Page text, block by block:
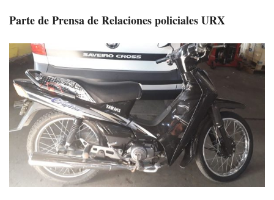
Parte de Prensa de Relaciones policiales URX